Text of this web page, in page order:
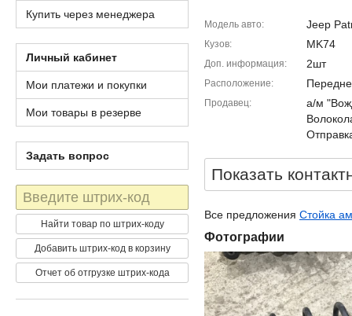
Модель авто Jeep
Кузов MK74
Доп. информация 2шт
Расположение
Продавец
а/м
Показать
Все предложения Стойка
Фотографии
Купить через менеджера
Личный кабинет
Мои платежи и покупки
Мои товары в резерве
Задать вопрос
Штрих-
код
Найти товар по штрих-коду
Добавить штрих-код в корзину
Отчет об отгрузке штрих-кода